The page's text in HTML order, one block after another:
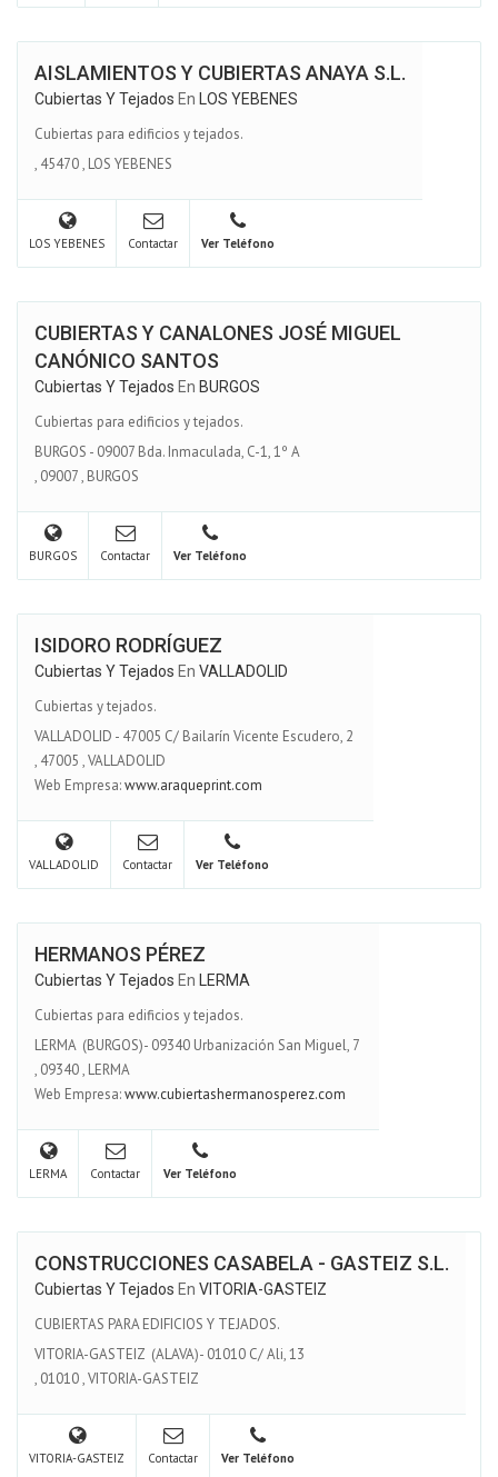
AISLAMIENTOS Y CUBIERTAS ANAYA S.L.
Cubiertas Y Tejados En LOS YEBENES
Cubiertas para edificios y tejados.
, 45470, LOS YEBENES
LOS YEBENES Contactar Ver Teléfono
CUBIERTAS Y CANALONES JOSÉ MIGUEL
CANÓNICO SANTOS
Cubiertas Y Tejados En BURGOS
Cubiertas para edificios y tejados.
BURGOS - 09007 Bda. Inmaculada, C-1, 1º A
, 09007, BURGOS
BURGOS Contactar Ver Teléfono
ISIDORO RODRÍGUEZ
Cubiertas Y Tejados En VALLADOLID
Cubiertas y tejados.
VALLADOLID - 47005 C/ Bailarín Vicente Escudero, 2
, 47005 ,VALLADOLID
Web Empresa:www.araqueprint.com
VALLADOLID Contactar Ver Teléfono
HERMANOS PÉREZ
Cubiertas Y Tejados En LERMA
Cubiertas para edificios y tejados.
LERMA (BURGOS)- 09340 Urbanización San Miguel, 7
, 09340, LERMA
Web Empresa:www.cubiertashermanosperez.com
LERMA Contactar Ver Teléfono
CONSTRUCCIONES CASABELA - GASTEIZ S.L.
Cubiertas Y Tejados En VITORIA-GASTEIZ
CUBIERTAS PARA EDIFICIOS Y TEJADOS.
VITORIA-GASTEIZ (ALAVA)- 01010 C/ Ali, 13
, 01010,VITORIA-GASTEIZ
VITORIA-GASTEIZ Contactar Ver Teléfono